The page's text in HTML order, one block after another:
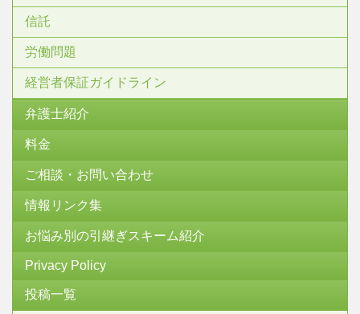
信託
労働問題
経営者保証ガイドライン
弁護士紹介
料金
ご相談・お問い合わせ
情報リンク集
お悩み別の引継ぎスキーム紹介
Privacy Policy
投稿一覧